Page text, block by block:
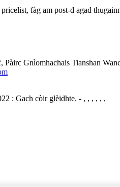
fàg am post-d agad
Pàirc Gnìomhachais Tianshan
: Gach còir glèidhte. - , , , , , ,